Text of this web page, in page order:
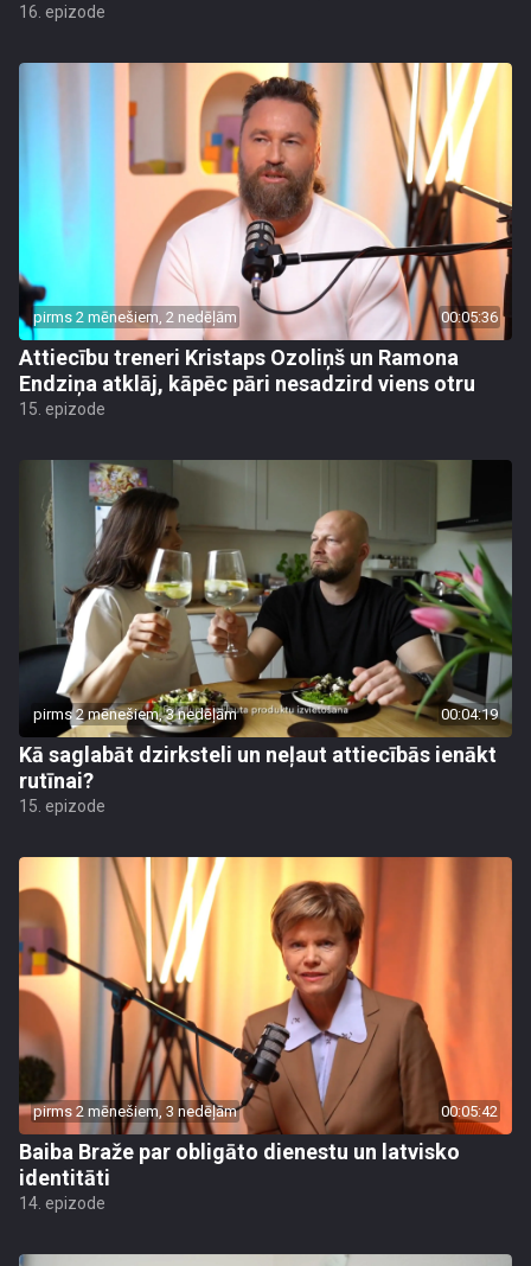
16. epizode
pirms 2 mēnešiem, 2 nedēļām 00:05:36
Attiecību treneri Kristaps Ozoliņš un Ramona
Endziņa atklāj, kāpēc pāri nesadzird viens otru
15. epizode
pirms 2 mēnešiem, 3 nedēļām 00:04:19
Kā saglabāt dzirksteli un neļaut attiecībās ienākt
rutīnai?
15. epizode
pirms 2 mēnešiem, 3 nedēļām 00:05:42
Baiba Braže par obligāto dienestu un latvisko
identitāti
14. epizode